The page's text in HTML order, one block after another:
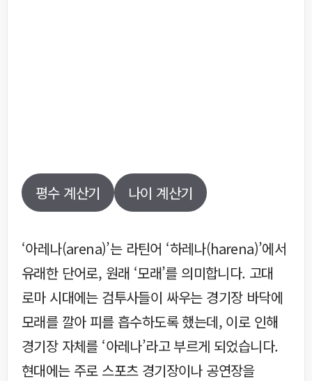
평수 계산기 나이 계산기
‘아레나(arena)’는 라틴어 ‘하레나(harena)’에서
유래한 단어로, 원래 ‘모래’를 의미합니다. 고대
로마 시대에는 검투사들이 싸우는 경기장 바닥에
모래를 깔아 피를 흡수하도록 했는데, 이로 인해
경기장 자체를 ‘아레나’라고 부르게 되었습니다.
현대에는 주로 스포츠 경기장이나 공연장을